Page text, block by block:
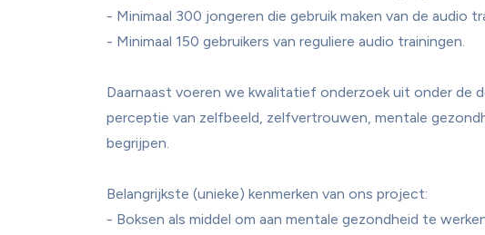
- Minimaal 300 jongeren die gebruik maken van de audio
- Minimaal 150 gebruikers van reguliere audio trainingen.
Daarnaast voeren we kwalitatief onderzoek uit onder de
perceptie van zelfbeeld, zelfvertrouwen, mentale
begrijpen.
Belangrijkste (unieke) kenmerken van ons project:
- Boksen als middel om aan mentale gezondheid te